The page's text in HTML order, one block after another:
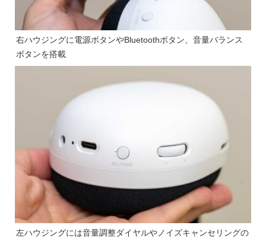
右ハウジングに電源ボタンやBluetoothボタン、音量バランス
ボタンを搭載
左ハウジングには音量調整ダイヤルやノイズキャンセリングの